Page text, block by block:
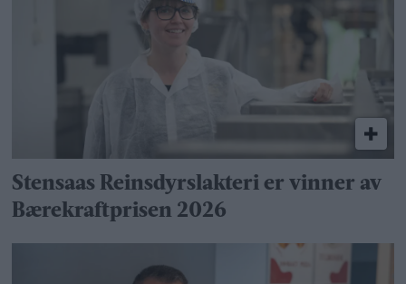
Stensaas Reinsdyrslakteri er vinner av
Bærekraftprisen 2026